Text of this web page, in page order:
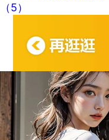
（5）